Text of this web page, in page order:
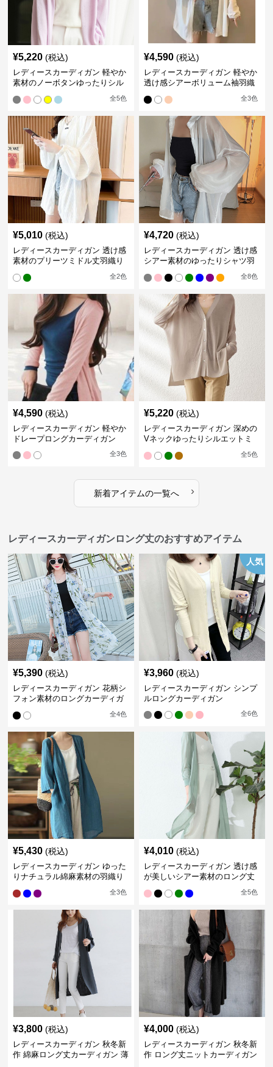
¥5,220 (税込)
レディースカーディガン 軽やか
素材のノーボタンゆったりシル
全5色
¥4,590 (税込)
レディースカーディガン 軽やか
透け感シアーボリューム袖羽織
全3色
¥5,010 (税込)
レディースカーディガン 透け感
素材のプリーツミドル丈羽織り
全2色
¥4,720 (税込)
レディースカーディガン 透け感
シアー素材のゆったりシャツ羽
全8色
¥4,590 (税込)
レディースカーディガン 軽やか
ドレープロングカーディガン
全3色
¥5,220 (税込)
レディースカーディガン 深めの
Vネックゆったりシルエットミ
全5色
新着アイテムの一覧へ ›
レディースカーディガンロング丈のおすすめアイテム
¥5,390 (税込)
レディースカーディガン 花柄シ
フォン素材のロングカーディガ
全4色
人気
¥3,960 (税込)
レディースカーディガン シンプ
ルロングカーディガン
全6色
¥5,430 (税込)
レディースカーディガン ゆった
りナチュラル綿麻素材の羽織り
全3色
¥4,010 (税込)
レディースカーディガン 透け感
が美しいシアー素材のロング丈
全5色
¥3,800 (税込)
レディースカーディガン 秋冬新
作 綿麻ロング丈カーディガン 薄
¥4,000 (税込)
レディースカーディガン 秋冬新
作 ロング丈ニットカーディガン